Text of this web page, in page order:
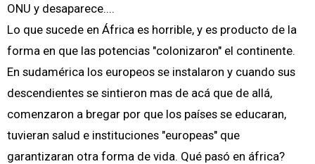
ONU y desaparece....
Lo que sucede en África es horrible, y es producto de la
forma en que las potencias "colonizaron" el continente.
En sudamérica los europeos se instalaron y cuando sus
descendientes se sintieron mas de acá que de allá,
comenzaron a bregar por que los países se educaran,
tuvieran salud e instituciones "europeas" que
garantizaran otra forma de vida. Qué pasó en áfrica?